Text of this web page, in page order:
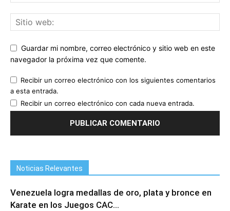
Guardar mi nombre, correo electrónico y sitio web en este
navegador la próxima vez que comente.
Recibir un correo electrónico con los siguientes comentarios
a esta entrada.
Recibir un correo electrónico con cada nueva entrada.
Noticias Relevantes
Venezuela logra medallas de oro, plata y bronce en
Karate en los Juegos CAC...